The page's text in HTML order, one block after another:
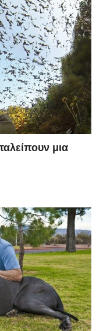
μια